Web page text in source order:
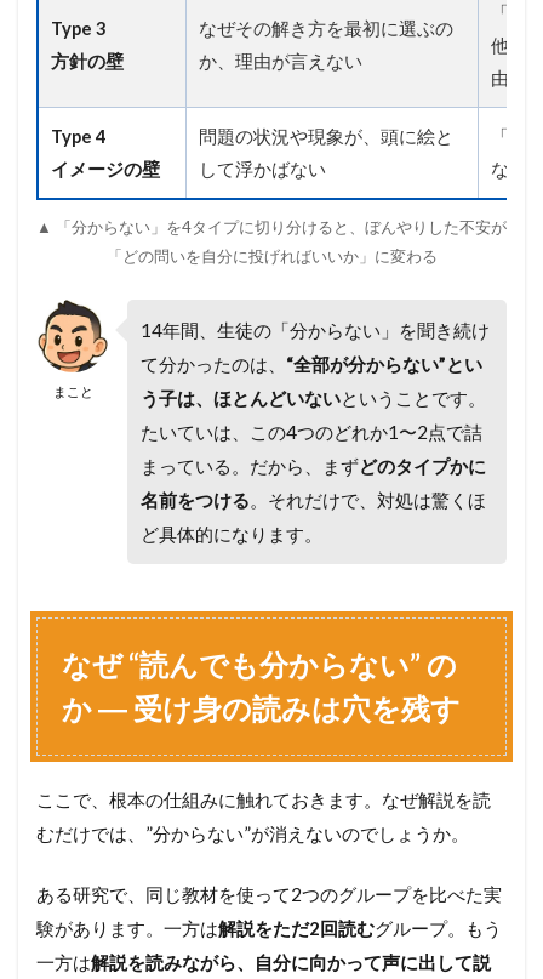
と
黙
の
」
3
」
3
の
作
見
え
す
る
3.1
Type 3
方針の壁
なぜその解き方を最初に選ぶの
か、理由が言えない
「な
他の
由は
Type 4
イメージの壁
問題の状況や現象が、頭に絵と
して浮かばない
「こ
な例
▲ 「分からない」を4タイプに切り分けると、ぼんやりした不安が
「どの問いを自分に投げればいいか」に変わる
まこと
14年間、生徒の「分からない」を聞き続け
て分かったのは、 “全部が分からない”とい
う子は、ほとんどいないということです。
たいていは、この4つのどれか1〜2点で詰
まっている。だから、まずどのタイプかに
名前をつける。それだけで、対処は驚くほ
ど具体的になります。
なぜ “読んでも分からない” の
か ― 受け身の読みは穴を残す
ここで、根本の仕組みに触れておきます。なぜ解説を読
むだけでは、”分からない”が消えないのでしょうか。
ある研究で、同じ教材を使って2つのグループを比べた実
験があります。一方は解説をただ2回読むグループ。もう
一方は解説を読みながら、自分に向かって声に出して説